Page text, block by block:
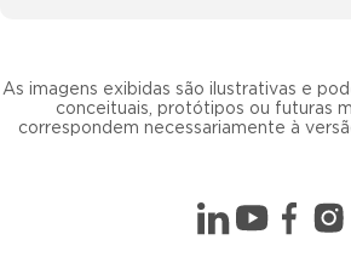
As imagens exibidas são ilustrativas e
conceituais, protótipos ou futuras
correspondem necessariamente à